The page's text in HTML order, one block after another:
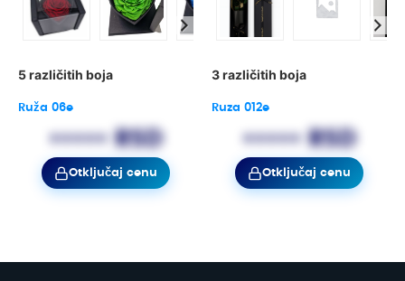
5 različitih boja
Ruža 06e
••••• RSD
Otključaj cenu
3 različitih boja
Ruza 012e
••••• RSD
Otključaj cenu